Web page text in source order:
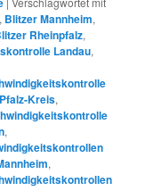
, Blitzer Mannheim,
Rheinpfalz,
Landau,
Kreis,
,
,